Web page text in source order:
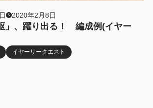
2020年2月8日
」、躍り出る！ 編成例(イヤー
イヤーリークエスト